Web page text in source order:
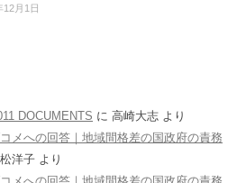
12月1日
DOCUMENTS に 高崎大志 より
メへの回答｜地域間格差の国政府の責務
洋子 より